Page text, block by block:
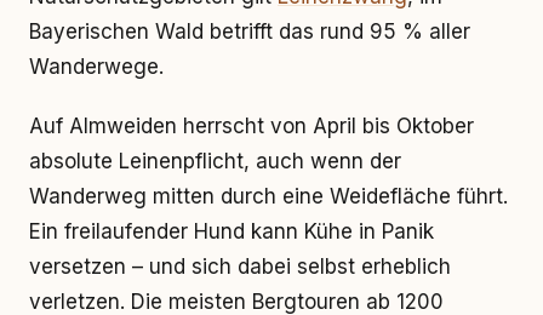
Bayerischen Wald betrifft das rund 95 % aller
Wanderwege.
Auf Almweiden herrscht von April bis Oktober
absolute Leinenpflicht, auch wenn der
Wanderweg mitten durch eine Weidefläche führt.
Ein freilaufender Hund kann Kühe in Panik
versetzen – und sich dabei selbst erheblich
verletzen. Die meisten Bergtouren ab 1200